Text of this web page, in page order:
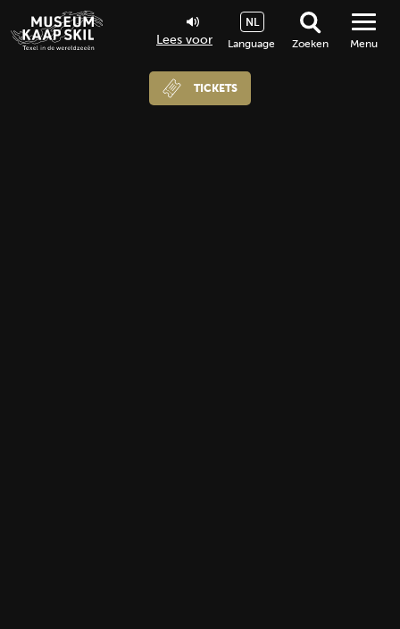
Lees voor Language
NL
Zoeken
TICKETS
Menu